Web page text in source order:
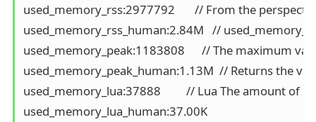
used_memory_rss:2977792       // From the
used_memory_rss_human:2.84M   //
used_memory_peak:1183808      // The maximum
used_memory_peak_human:1.13M  // Returns the
used_memory_lua:37888         // Lua The amount of
used_memory_lua_human:37.00K